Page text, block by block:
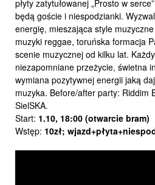
płyty zatytułowanej „Prosto w
będą goście i niespodzianki.
energię, mieszająca style
muzyki reggae, toruńska formacja
scenie muzycznej od kilku lat.
niezapomniane przeżycie, świetna
wymiana pozytywnej energii jaką
muzyka. Before/after party: Riddim
SielSKA.
Start: 1.10, 18:00 (otwarcie bram)
Wstęp: 10zł;